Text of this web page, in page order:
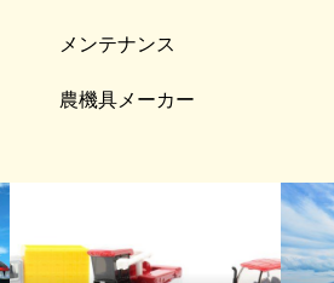
メンテナンス
農機具メーカー